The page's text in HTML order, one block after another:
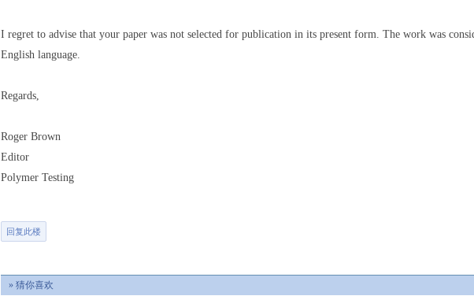
I regret to advise that your paper was not selected for publication in its present form. The work was
English language.
Regards,
Roger Brown
Editor
Polymer Testing
回复此楼
» 猜你喜欢